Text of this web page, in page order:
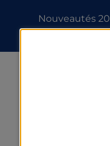
Nouveautés